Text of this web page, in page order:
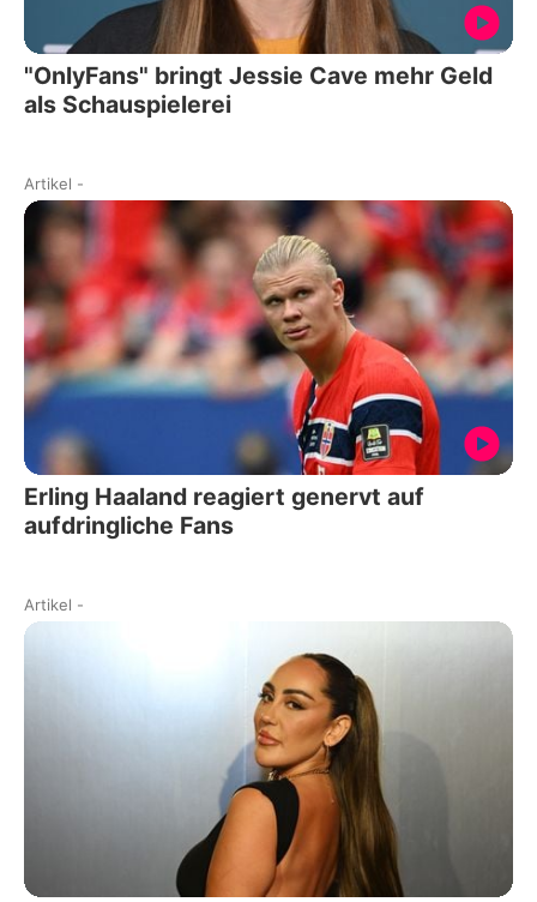
"OnlyFans" bringt Jessie Cave mehr Geld
als Schauspielerei
Artikel -
Erling Haaland reagiert genervt auf
aufdringliche Fans
Artikel -